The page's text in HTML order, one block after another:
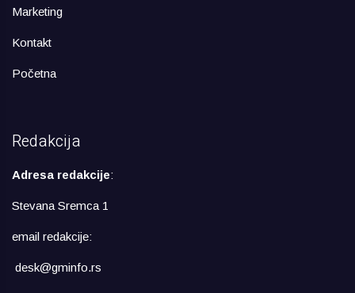
Marketing
Kontakt
Početna
Redakcija
Adresa redakcije:
Stevana Sremca 1
email redakcije:
desk@gminfo.rs